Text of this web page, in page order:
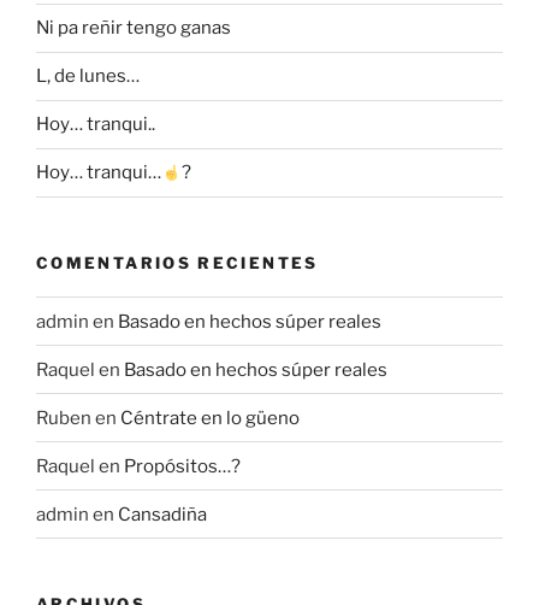
Ni pa reñir tengo ganas
L, de lunes…
Hoy… tranqui..
Hoy… tranqui… ?
COMENTARIOS RECIENTES
admin en Basado en hechos súper reales
Raquel en Basado en hechos súper reales
Ruben en Céntrate en lo güeno
Raquel en Propósitos…?
admin en Cansadiña